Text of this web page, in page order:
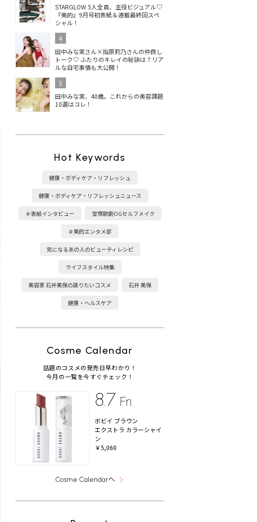
STARGLOW 5人全員、主役ビジュアル♡
『美的』9月号初表紙＆連載最終回スペ
シャル！
4
田中みな実さん×指原莉乃さんの仲良し
トーク♡ ふたりのキレイの秘訣は？リア
ルな自宅事情も大公開！
5
田中みな実、40歳。これからの美容課題
10選はコレ！
Hot Keywords
健康・ボディケア・リフレッシュ
健康・ボディケア・リフレッシュニュース
＃表紙インタビュー 宝塚歌劇OGセルフメイク
＃美的エンタメ部
気になるあの人のビューティレシピ
ライフスタイル特集
美容家 石井美保の語りたいコスメ 石井 美保
健康・ヘルスケア
Cosme Calendar
話題のコスメの発売日早わかり！
今月の一覧を今すぐチェック！
8.7 Fri
ボビイ ブラウン
エクストラ カラーシャイ
ン
￥5,060
Cosme Calendarへ